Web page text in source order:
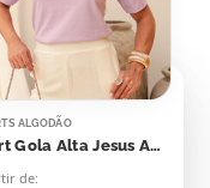
ALGODÃO
Tshirt Gola Alta Jesus Aplicação
de: